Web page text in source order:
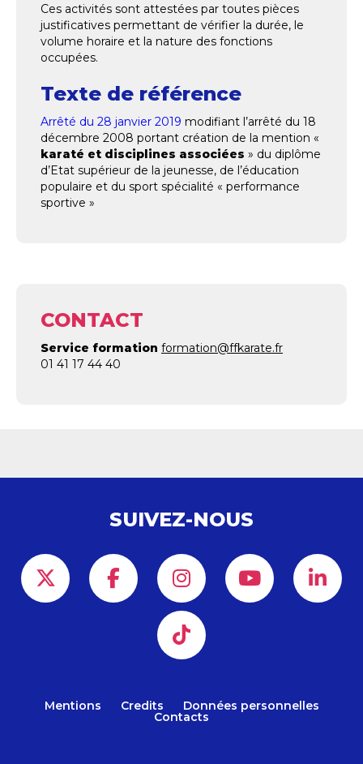
Ces activités sont attestées par toutes pièces
justificatives permettant de vérifier la durée, le
volume horaire et la nature des fonctions
occupées.
Texte de référence
Arrêté du 28 janvier 2019 modifiant l’arrêté du 18
décembre 2008 portant création de la mention «
karaté et disciplines associées » du diplôme
d’Etat supérieur de la jeunesse, de l’éducation
populaire et du sport spécialité « performance
sportive »
CONTACT
Service formation formation@ffkarate.fr
01 41 17 44 40
SUIVEZ-NOUS
Mentions Credits Données personnelles
Contacts